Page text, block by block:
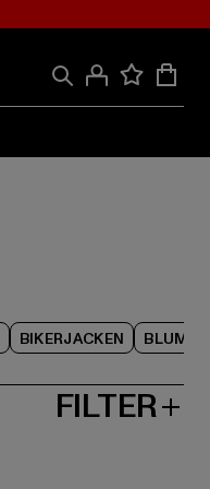
BIKERJACKEN
FILTER